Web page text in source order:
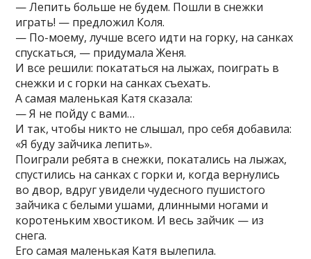
— Лепить больше не будем. Пошли в снежки
играть! — предложил Коля.
— По-моему, лучше всего идти на горку, на санках
спускаться, — придумала Женя.
И все решили: покататься на лыжах, поиграть в
снежки и с горки на санках съехать.
А самая маленькая Катя сказала:
— Я не пойду с вами…
И так, чтобы никто не слышал, про себя добавила:
«Я буду зайчика лепить».
Поиграли ребята в снежки, покатались на лыжах,
спустились на санках с горки и, когда вернулись
во двор, вдруг увидели чудесного пушистого
зайчика с белыми ушами, длинными ногами и
коротеньким хвостиком. И весь зайчик — из
снега.
Его самая маленькая Катя вылепила.